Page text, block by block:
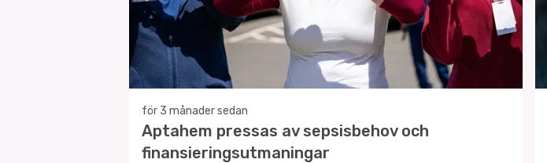
för 3 månader sedan
Aptahem pressas av sepsisbehov och
finansieringsutmaningar